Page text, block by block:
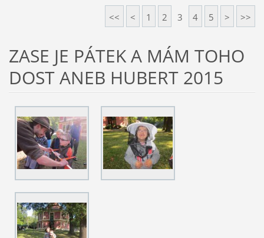
<< < 1 2 3 4 5 > >>
ZASE JE PÁTEK A MÁM TOHO
DOST ANEB HUBERT 2015